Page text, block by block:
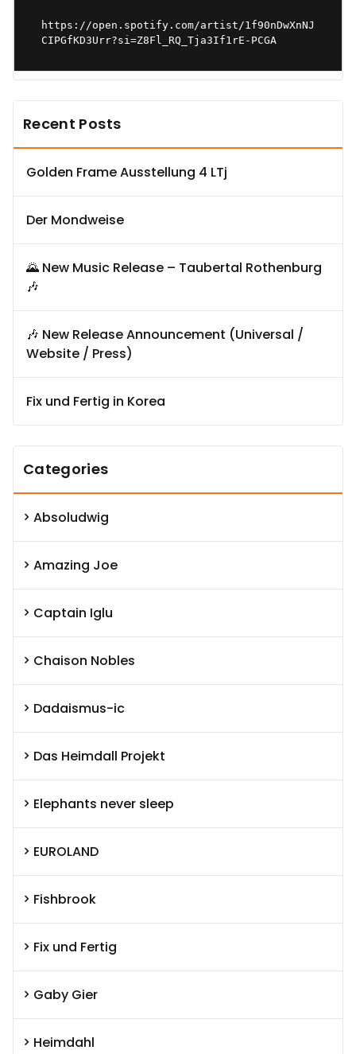
https://open.spotify.com/artist/1f90nDwXnNJ
CIPGfKD3Urr?si=Z8Fl_RQ_Tja3If1rE-PCGA
Recent Posts
Golden Frame Ausstellung 4 LTj
Der Mondweise
🌄 New Music Release – Taubertal Rothenburg
🎶
🎶 New Release Announcement (Universal /
Website / Press)
Fix und Fertig in Korea
Categories
Absoludwig
Amazing Joe
Captain Iglu
Chaison Nobles
Dadaismus-ic
Das Heimdall Projekt
Elephants never sleep
EUROLAND
Fishbrook
Fix und Fertig
Gaby Gier
Heimdahl